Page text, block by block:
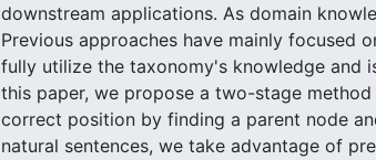
downstream applications. As domain
Previous approaches have mainly focused
fully utilize the taxonomy's knowledge and
this paper, we propose a two-stage
correct position by finding a parent node
natural sentences, we take advantage of